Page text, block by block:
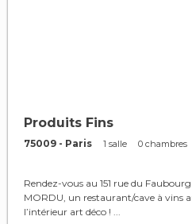
Produits Fins
75009 - Paris 1 salle 0 chambres
Rendez-vous au 151 rue du
MORDU, un restaurant/cave à vins
l’intérieur art déco ! ...